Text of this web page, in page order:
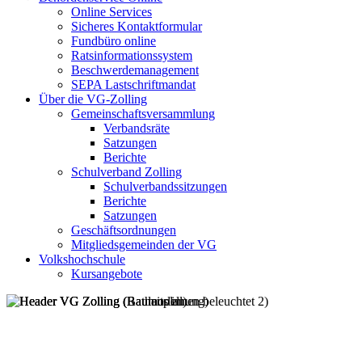
Online Services
Sicheres Kontaktformular
Fundbüro online
Ratsinformationssystem
Beschwerdemanagement
SEPA Lastschriftmandat
Über die VG-Zolling
Gemeinschaftsversammlung
Verbandsräte
Satzungen
Berichte
Schulverband Zolling
Schulverbandssitzungen
Berichte
Satzungen
Geschäftsordnungen
Mitgliedsgemeinden der VG
Volkshochschule
Kursangebote